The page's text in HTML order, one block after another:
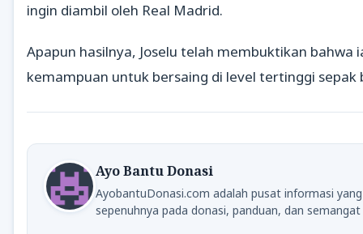
ingin diambil oleh Real Madrid.
Apapun hasilnya, Joselu telah membuktikan bahwa
kemampuan untuk bersaing di level tertinggi sepak
Ayo Bantu Donasi
AyobantuDonasi.com adalah pusat informasi
sepenuhnya pada donasi, panduan, dan